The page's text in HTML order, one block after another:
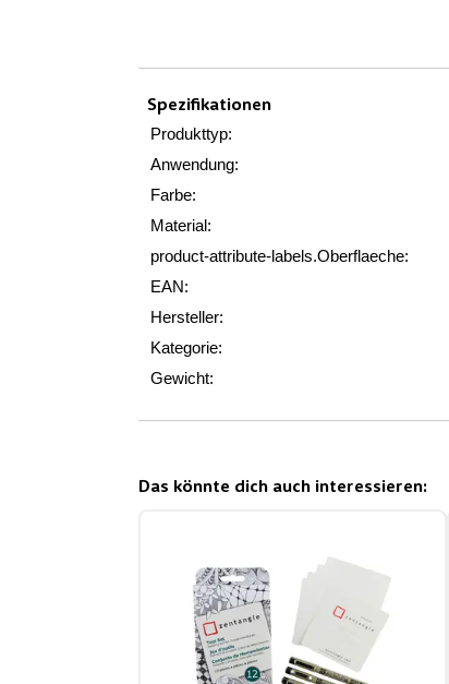
Spezifikationen
Produkttyp:
Anwendung:
Farbe:
Material:
product-attribute-labels.Oberflaeche:
EAN:
Hersteller:
Kategorie:
Gewicht:
Das könnte dich auch interessieren: